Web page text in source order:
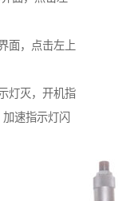
面，点击左上
灯灭，开机指
速指示灯闪